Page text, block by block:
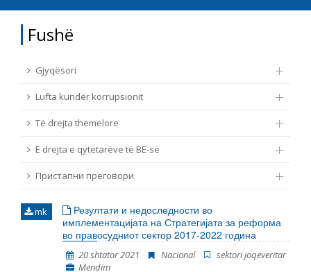
E DREJTA E QYTETARËVE TË BE-SË
Burim
Tip
Nga rrjeti 23
Data e shpalljes
Fushë
Gjyqësori
Lufta kundër korrupsionit
Të drejta themelore
E drejta e qytetarëve të BE-së
Пристапни преговори
mk
Резултати и недоследности во
имплементацијата на Стратегијата за реформа
во правосудниот сектор 2017-2022 година
20 shtator 2021 Nacional
sektori joqeveritar
Mendim